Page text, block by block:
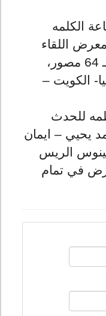
اكتوبر بقاعة الكلمه
اللقاء
الاول لتصوير الفوتوغرافي لـ 64 مصور،
لبيا- الكويت –
للحدث
يحيي – ايمان
الريس
في تمام